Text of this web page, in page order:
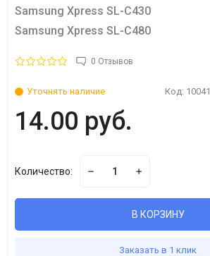
Samsung Xpress SL-C430
Samsung Xpress SL-C480
0 Отзывов
Уточнять наличие Код: 10041
14.00 руб.
Количество:
В КОРЗИНУ
Заказать в 1 клик